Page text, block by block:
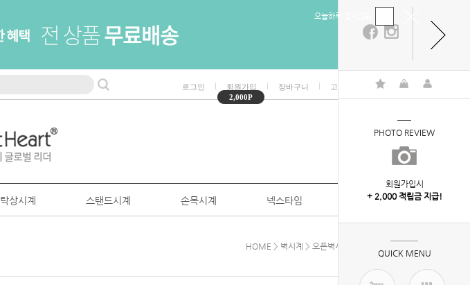
PHOTO REVIEW
회원가입시
+ 2,000 적립금 지급!
QUICK MENU
오늘하루 열지않음
로그인
회원가입
2,000P
장바구니 고객센터 마이페이지
탁상시계 스탠드시계 손목시계 넥스타임 특판/대량구매
HOME > 벽시계 > 오픈벽시계